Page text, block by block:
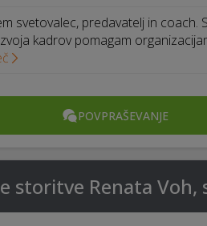
svetovalec, predavatelj in coach.
kadrov pomagam
POVPRAŠEVANJE
storitve Renata Voh,